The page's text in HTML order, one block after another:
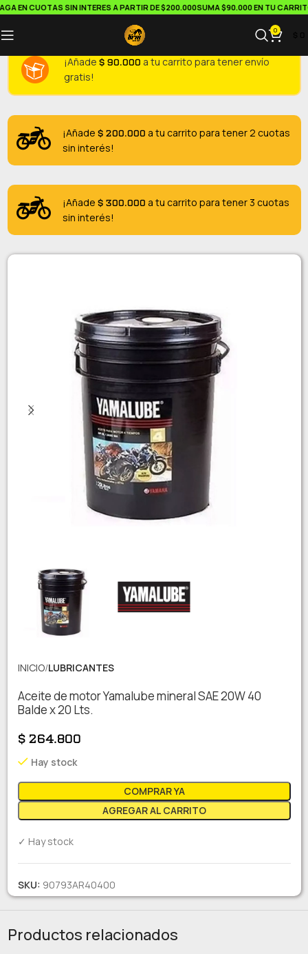
EN CUOTAS SIN INTERES A PARTIR DE $200.000SUMA $90.000 EN TU CARRITO
0
¡Añade $90.000 a tu carrito para tener envío
gratis!
¡Añade $200.000 a tu carrito para tener 2 cuotas
sin interés!
¡Añade $300.000 a tu carrito para tener 3 cuotas
sin interés!
INICIO LUBRICANTES
Aceite de motor Yamalube mineral SAE 20W 40
Balde x 20 Lts.
$264.800
Hay stock
AGREGAR AL CARRITO
COMPRAR YA
✓ Hay stock
SKU: 90793AR40400
Productos relacionados